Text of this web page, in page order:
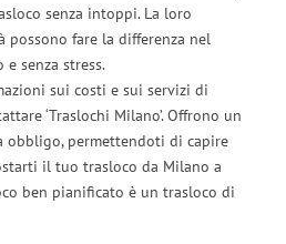
senza intoppi. La loro
possono fare la differenza nel
senza stress.
sui costi e sui servizi di
‘Traslochi Milano’. Offrono un
obbligo, permettendoti di capire
il tuo trasloco da Milano a
ben pianificato è un trasloco di